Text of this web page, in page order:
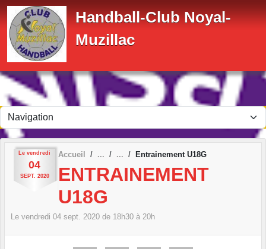
Handball-Club Noyal-
Muzillac
Le vendredi
04
SEPT. 2020
Accueil Entrainement U18G
ENTRAINEMENT
U18G
Le vendredi 04 sept. 2020 de 18h30 à 20h
Panneau de gestion des cookies